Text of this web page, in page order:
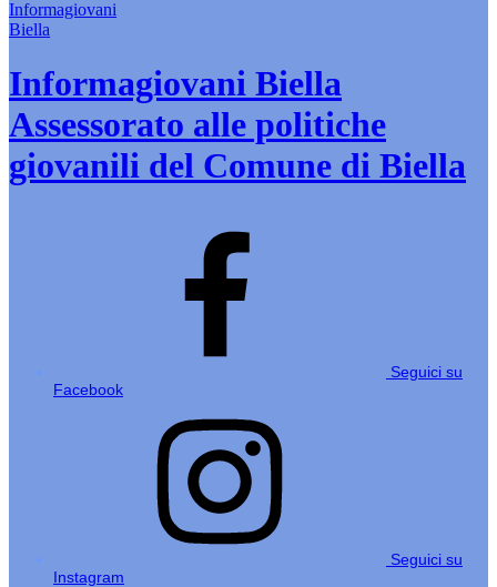
Informagiovani Biella
Assessorato alle politiche
giovanili del Comune di Biella
Seguici su
Facebook
Seguici su
Instagram